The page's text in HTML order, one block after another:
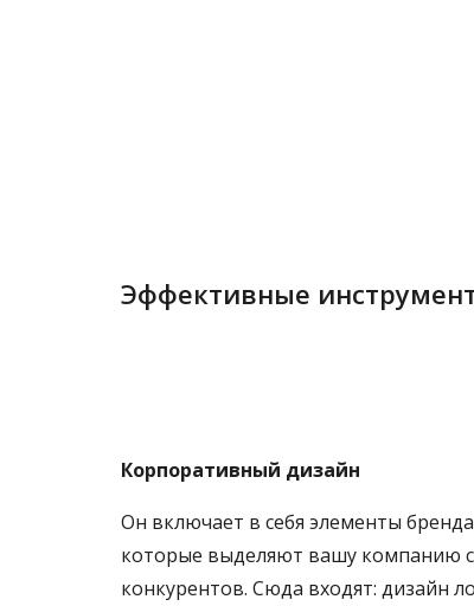
Эффективные
Корпоративный дизайн
Он включает в себя элементы
которые выделяют вашу компанию
конкурентов. Сюда входят: дизайн